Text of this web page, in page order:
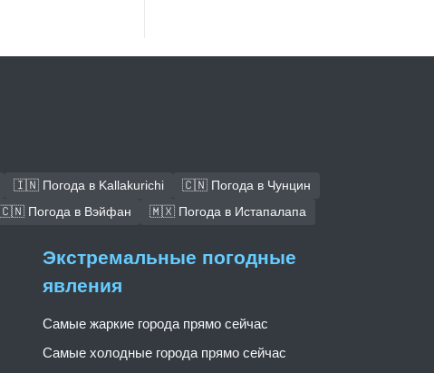
🇮🇳 Погода в Kallakurichi
🇨🇳 Погода в Чунцин
🇨🇳 Погода в Вэйфан 🇲🇽 Погода в Истапалапа
Экстремальные погодные
явления
Самые жаркие города прямо сейчас
Самые холодные города прямо сейчас